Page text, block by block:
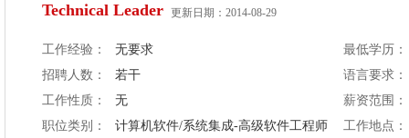
Technical Leader 更新日期：2014-08-29
工作经验： 无要求
最低学历：
招聘人数：
若干
语言要求：
工作性质：
无
薪资范围：
职位类别：
计算机软件/系统集成-高级软件工程师 工作地点：